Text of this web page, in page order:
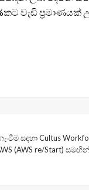
වැඩි
සඳහා Cultus
(AWS re/Start) සමඟින්